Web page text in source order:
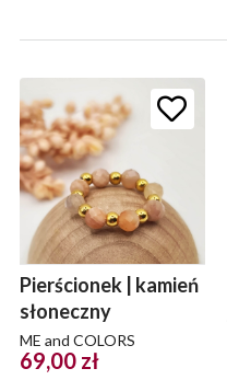
Pierścionek | kamień
słoneczny
ME and COLORS
69,00 zł